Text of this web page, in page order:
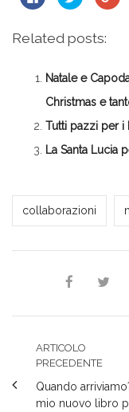
clic
su
Facebook
in
una
finestra)
clic
condividere
su
apre
in
nuova
finestra)
clic
apre
in
Related posts:
Natale e
Christmas e
Tutti pazzi per i
La Santa Lucia
Milena Marchioni
collaborazioni
ARTICOLO
PRECEDENTE
Quando
mio nuovo libro